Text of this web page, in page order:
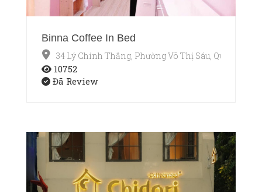
Binna Coffee In Bed
34 Lý Chính Thắng, Phường Võ Thị Sáu, Quận 3, Hồ
10752
Đã Review